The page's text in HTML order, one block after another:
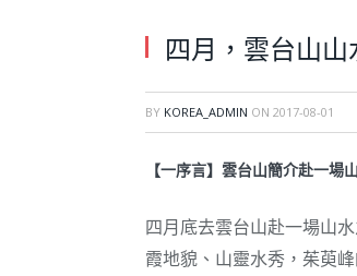
四月，雲台山山
BY KOREA_ADMIN ON 2017-08-01
【一序言】雲台山簡介赴一場
四月底去雲台山赴一場山
霞地貌、山靈水秀，茱萸